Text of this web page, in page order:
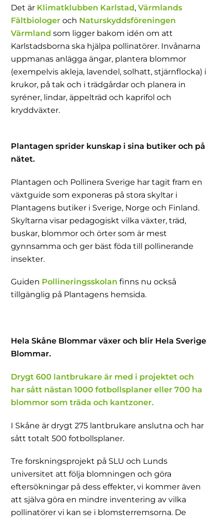
Det är Klimatklubben Karlstad,Värmlands
Fältbiologer och Naturskyddsföreningen
Värmland som ligger bakom idén om att
Karlstadsborna ska hjälpa pollinatörer. Invånarna
uppmanas anlägga ängar, plantera blommor
(exempelvis akleja, lavendel, solhatt, stjärnflocka) i
krukor, på tak och i trädgårdar och planera in
syréner, lindar, äppelträd och kaprifol och
kryddväxter.
Plantagen sprider kunskap i sina butiker och på
nätet.
Plantagen och Pollinera Sverige har tagit fram en
växtguide som exponeras på stora skyltar i
Plantagens butiker i Sverige, Norge och Finland.
Skyltarna visar pedagogiskt vilka växter, träd,
buskar, blommor och örter som är mest
gynnsamma och ger bäst föda till pollinerande
insekter.
Guiden Pollineringsskolan finns nu också
tillgänglig på Plantagens hemsida.
Hela Skåne Blommar växer och blir Hela Sverige
Blommar.
Drygt 600 lantbrukare är med i projektet och
har sått nästan 1000 fotbollsplaner eller 700 ha
blommor som träda och kantzoner.
I Skåne är drygt 275 lantbrukare anslutna och har
sått totalt 500 fotbollsplaner.
Tre forskningsprojekt på SLU och Lunds
universitet att följa blomningen och göra
eftersökningar på dess effekter, vi kommer även
att själva göra en mindre inventering av vilka
pollinatörer vi kan se i blomsterremsorna. De